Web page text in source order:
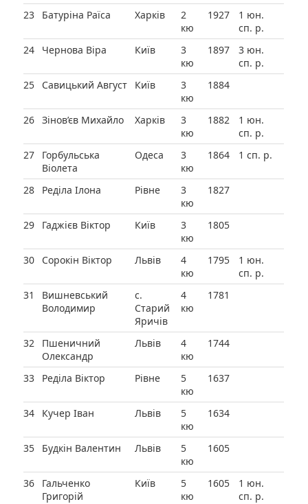
23 Батуріна Раїса Харків
2
кю
1927
1 юн.
сп. р.
24
Чернова Віра Київ
3
кю
1897
3 юн.
сп. р.
25
Савицький Август Київ
3
кю
1884
26 Зінов’єв Михайло Харків
3
кю
1882
1 юн.
сп. р.
27
Горбульська
Віолета
Одеса
3
кю
1864 1 сп. р.
28 Реділа Ілона Рівне
3
кю
1827
29 Гаджієв Віктор Київ
3
кю
1805
30 Сорокін Віктор Львів
4
кю
1795
1 юн.
сп. р.
31
Вишневський
Володимир
с.
Старий
Яричів
4
кю
1781
32
Пшеничний
Олександр
Львів
4
кю
1744
33 Реділа Віктор Рівне
5
кю
1637
34 Кучер Іван Львів
5
кю
1634
35 Будкін Валентин Львів
5
кю
1605
36
Гальченко
Григорій
Київ
5
кю
1605
1 юн.
сп. р.